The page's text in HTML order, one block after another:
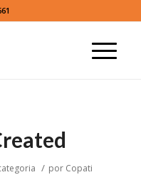
/ por Copati